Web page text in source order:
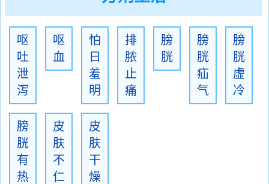
呕
吐
泄
泻
呕
血
怕
日
羞
明
排
脓
止
痛
膀
胱
膀
胱
疝
气
膀
胱
虚
冷
膀
胱
有
热
皮
肤
不
仁
皮
肤
干
燥